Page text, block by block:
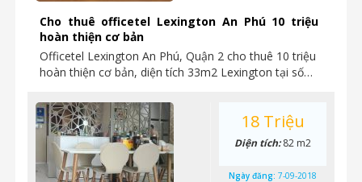
Cho thuê officetel Lexington An Phú 10 triệu
hoàn thiện cơ bản
Officetel Lexington An Phú, Quận 2 cho thuê 10 triệu
hoàn thiện cơ bản, diện tích 33m2 Lexington tại số…
18 Triệu
Diện tích:82 m2
Ngày đăng: 7-09-2018